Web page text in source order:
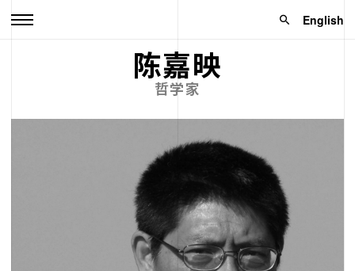
English
陈嘉映
哲学家